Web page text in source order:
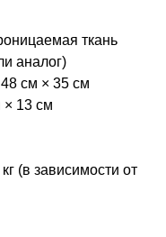
ткань
аналог)
см × 35 см
× 13 см
(в зависимости от